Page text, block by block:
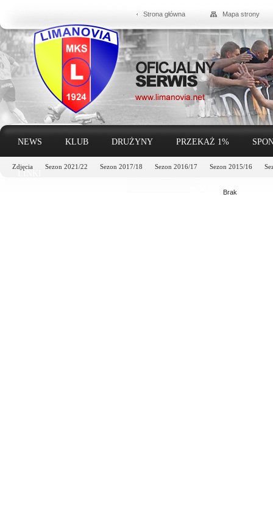
Strona główna Mapa strony
NEWS KLUB DRUŻYNY PRZEKAŻ 1%
Zdjęcia Sezon 2021/22 Sezon 2017/18 Sezon 2016/17 Sezon 2015/16
LINKI
Brak